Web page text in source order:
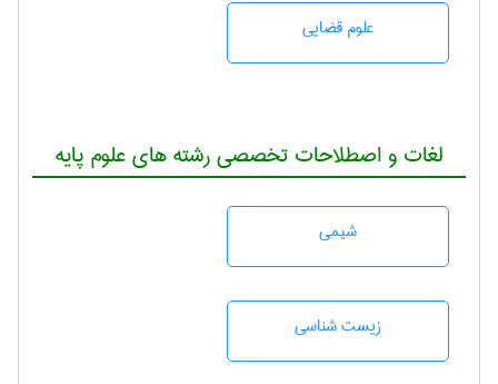
علوم قضایی
لغات و اصطلاحات تخصصی رشته های علوم پایه
شيمی
زيست شناسی